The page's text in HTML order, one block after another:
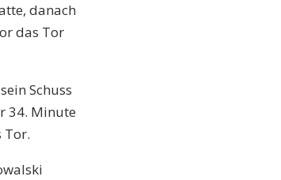
danach
das Tor
Schuss
34. Minute
Tor.